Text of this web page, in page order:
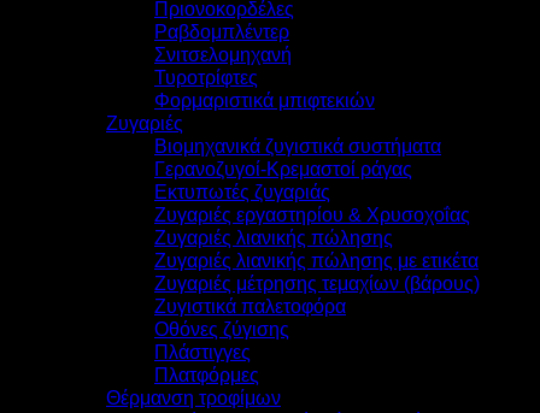
Πριονοκορδέλες
Ραβδομπλέντερ
Σνιτσελομηχανή
Τυροτρίφτες
Φορμαριστικά μπιφτεκιών
Ζυγαριές
Βιομηχανικά ζυγιστικά συστήματα
Γερανοζυγοί-Κρεμαστοί ράγας
Εκτυπωτές ζυγαριάς
Ζυγαριές εργαστηρίου & Χρυσοχοΐας
Ζυγαριές λιανικής πώλησης
Ζυγαριές λιανικής πώλησης με ετικέτα
Ζυγαριές μέτρησης τεμαχίων (βάρους)
Ζυγιστικά παλετοφόρα
Οθόνες ζύγισης
Πλάστιγγες
Πλατφόρμες
Θέρμανση τροφίμων